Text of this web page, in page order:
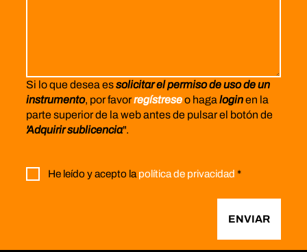
Si lo que desea essolicitar el permiso de uso de un
instrumento, por favorregístreseo haga loginen la
parte superior de la web antes de pulsar el botón de
'Adquirir sublicencia".
He leído y acepto la política de privacidad *
ENVIAR